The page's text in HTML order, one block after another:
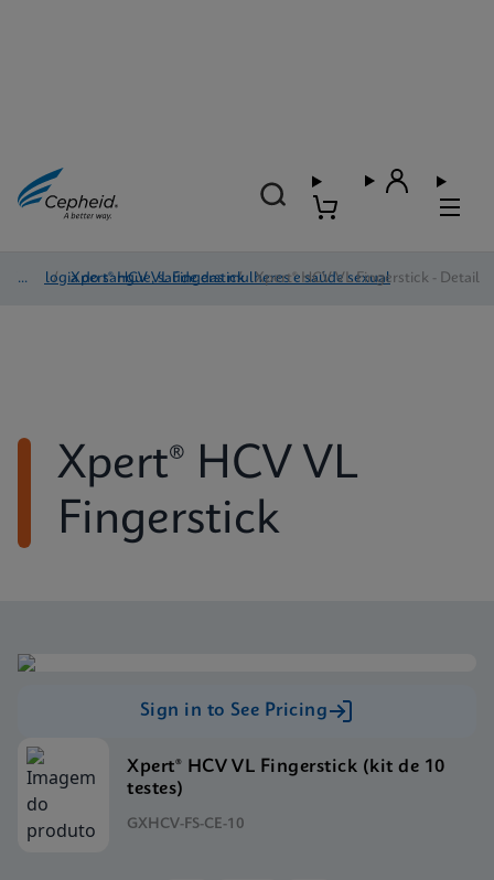
Virologia do sangue, saúde das mulheres e saúde sexual
/ Xpert® HCV VL Fingerstick
/ Xpert® HCV VL Fingerstick - Detail
Xpert® HCV VL
Fingerstick
Sign in to See Pricing
Xpert® HCV VL Fingerstick (kit de 10
testes)
GXHCV-FS-CE-10